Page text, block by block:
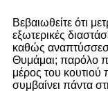
Βεβαιωθείτε ότι
εξωτερικές
καθώς
Θυμάμαι; παρόλο
μέρος του κουτιού
συμβαίνει πάντα